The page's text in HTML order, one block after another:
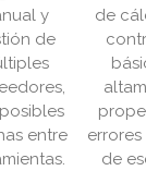
y
de
entre
de
de